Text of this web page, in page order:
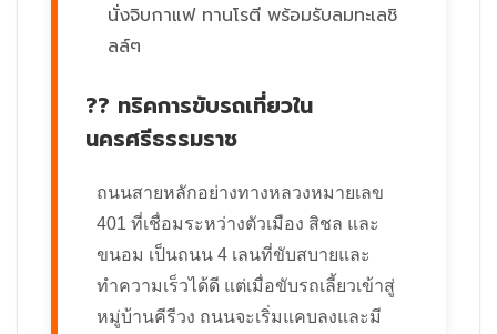
นั่งจิบกาแฟ ทานโรตี พร้อมรับลมทะเลชิ
ลล์ๆ
?? ทริคการขับรถเที่ยวใน
นครศรีธรรมราช
ถนนสายหลักอย่างทางหลวงหมายเลข
401 ที่เชื่อมระหว่างตัวเมือง สิชล และ
ขนอม เป็นถนน 4 เลนที่ขับสบายและ
ทำความเร็วได้ดี แต่เมื่อขับรถเลี้ยวเข้าสู่
หมู่บ้านคีรีวง ถนนจะเริ่มแคบลงและมี